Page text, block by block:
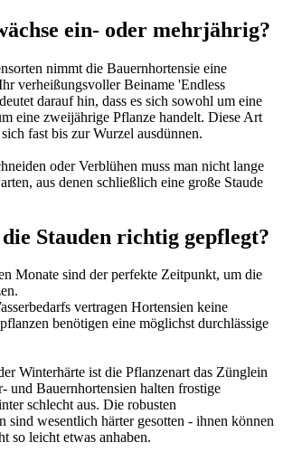
ein- oder mehrjährig?
nimmt die Bauernhortensie eine
verheißungsvoller Beiname 'Endless
darauf hin, dass es sich sowohl um eine
eine zweijährige Pflanze handelt. Diese Art
fast bis zur Wurzel ausdünnen.
oder Verblühen muss man nicht lange
aus denen schließlich eine große Staude
Stauden richtig gepflegt?
Monate sind der perfekte Zeitpunkt, um die
vertragen Hortensien keine
benötigen eine möglichst durchlässige
Winterhärte ist die Pflanzenart das Zünglein
und Bauernhortensien halten frostige
schlecht aus. Die robusten
sind wesentlich härter gesotten - ihnen können
so leicht etwas anhaben.